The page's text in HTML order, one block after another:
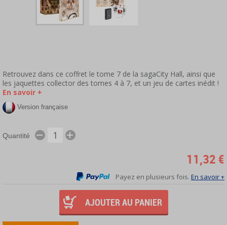
Retrouvez dans ce coffret le tome 7 de la sagaCity Hall, ainsi que
les jaquettes collector des tomes 4 à 7, et un jeu de cartes inédit !
En savoir +
Version française
Quantité
11,32 €
Payez en plusieurs fois. En savoir +
AJOUTER AU PANIER